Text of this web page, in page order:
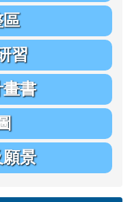
區
習
書
景